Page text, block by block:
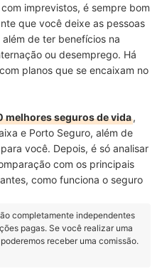
imprevistos, é sempre bom
que você deixe as pessoas
de ter benefícios na
ou desemprego. Há
planos que se encaixam no
melhores seguros de vida,
e Porto Seguro, além de
você. Depois, é só analisar
com os principais
como funciona o seguro
completamente independentes
pagas. Se você realizar uma
receber uma comissão.